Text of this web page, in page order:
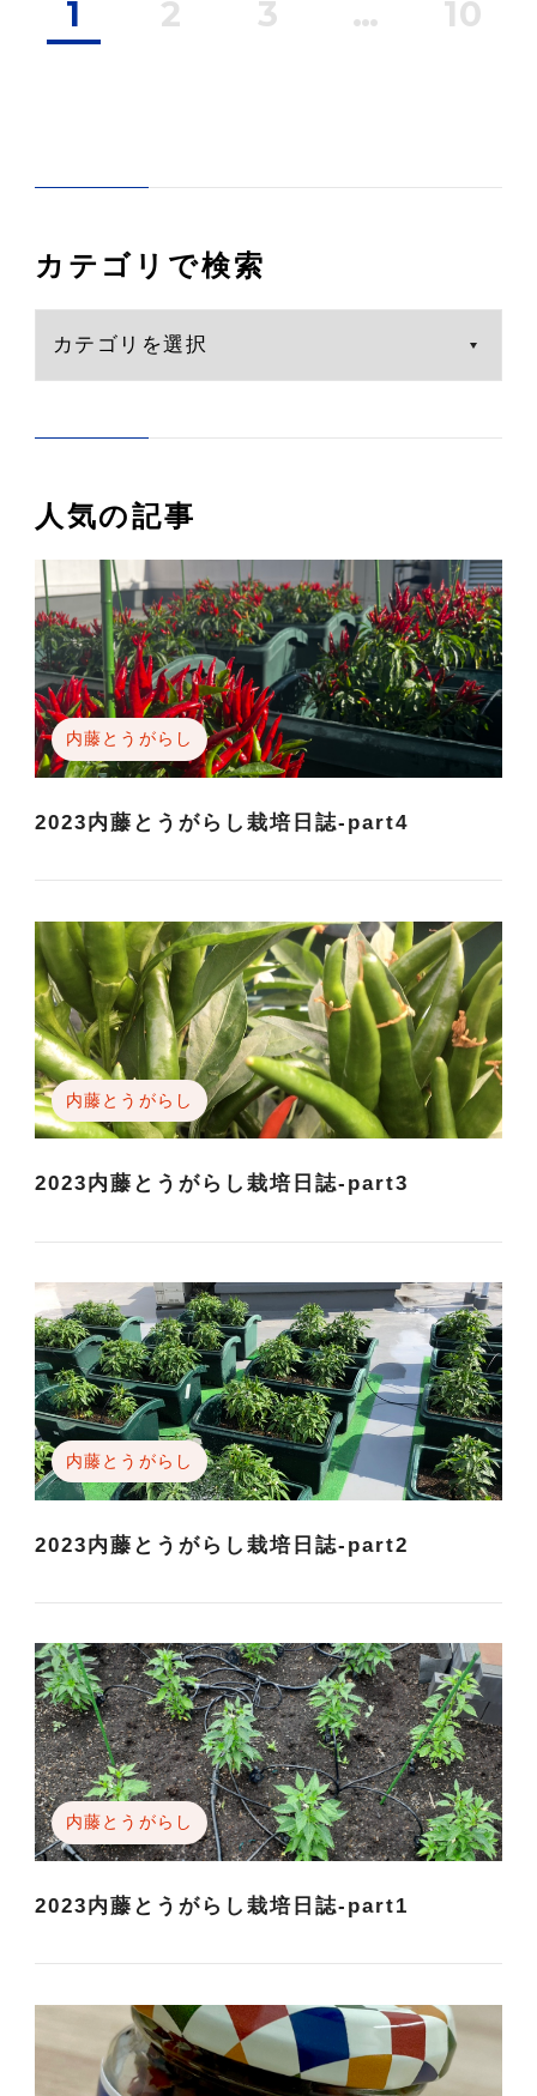
1 2 3 … 10
カテゴリで検索
人気の記事
内藤とうがらし
2023内藤とうがらし栽培日誌-part4
内藤とうがらし
2023内藤とうがらし栽培日誌-part3
内藤とうがらし
2023内藤とうがらし栽培日誌-part2
内藤とうがらし
2023内藤とうがらし栽培日誌-part1